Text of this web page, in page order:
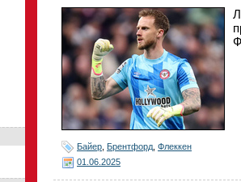
Байер Брентфорд Флеккен
01.06.2025